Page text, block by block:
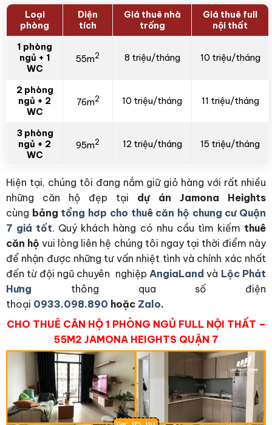
Loại
phòng
Diện
tích
Giá thuê nhà
trống
Giá thuê full
nội thất
1 phòng
ngủ + 1
WC
55m2 8 triệu/tháng 10 triệu/tháng
2 phòng
ngủ + 2
WC
76m2 10 triệu/tháng 11 triệu/tháng
3 phòng
ngủ + 2
WC
95m2 12 triệu/tháng 15 triệu/tháng
Hiện tại, chúng tôi đang nắm giữ giỏ hàng với rất nhiều
những căn hộ đẹp tại dự án Jamona Heights
cùng bảng tổng hơp cho thuê căn hộ chung cư Quận
7 giá tốt. Quý khách hàng có nhu cầu tìm kiếm thuê
căn hộ vui lòng liên hệ chúng tôi ngay tại thời điểm này
để nhận được những tư vấn nhiệt tình và chính xác nhất
đến từ đội ngũ chuyên nghiệp AngiaLand và Lộc Phát
Hưng thông qua số điện
thoại 0933.098.890 hoặc Zalo.
CHO THUÊ CĂN HỘ 1 PHÒNG NGỦ FULL NỘI THẤT –
55M2 JAMONA HEIGHTS QUẬN 7